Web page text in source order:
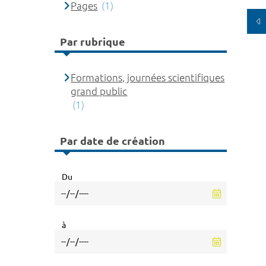
Pages (1)
Par rubrique
Formations, journées scientifiques
grand public
(1)
Par date de création
Du
à